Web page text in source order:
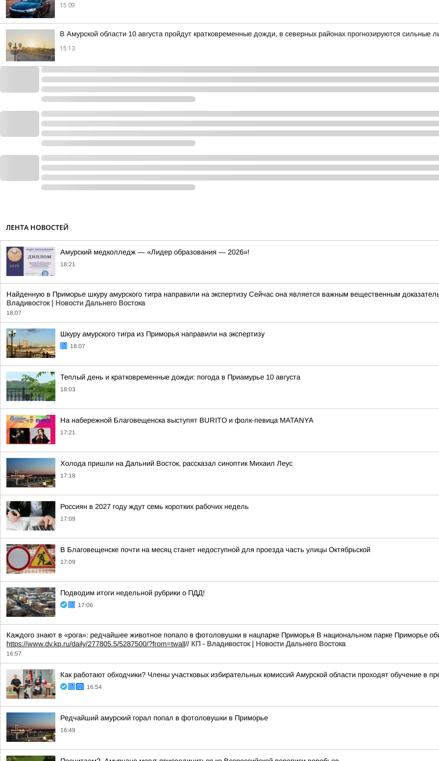
15:09
В Амурской области 10 августа пройдут кратковременные дожди, в северных районах прогнозируются сильные
15:13
ЛЕНТА НОВОСТЕЙ
Амурский медколледж — «Лидер образования — 2026»!
18:21
Найденную в Приморье шкуру амурского тигра направили на экспертизу Сейчас она является важным вещественным
Владивосток | Новости Дальнего Востока
18:07
Шкуру амурского тигра из Приморья направили на экспертизу
18:07
Теплый день и кратковременные дожди: погода в Приамурье 10 августа
18:03
На набережной Благовещенска выступят BURITO и фолк-певица MATANYA
17:21
Холода пришли на Дальний Восток, рассказал синоптик Михаил Леус
17:18
Россиян в 2027 году ждут семь коротких рабочих недель
17:09
В Благовещенске почти на месяц станет недоступной для проезда часть улицы Октябрьской
17:09
Подводим итоги недельной рубрики о ПДД!
17:06
Каждого знают в «рога»: редчайшее животное попало в фотоловушки в нацпарке Приморья В национальном парке Приморье
https://www.dv.kp.ru/daily/277805.5/5287500/?from=twall// КП - Владивосток | Новости Дальнего Востока
16:57
Как работают обходчики? Члены участковых избирательных комиссий Амурской области проходят обучение в
16:54
Редчайший амурский горал попал в фотоловушки в Приморье
16:49